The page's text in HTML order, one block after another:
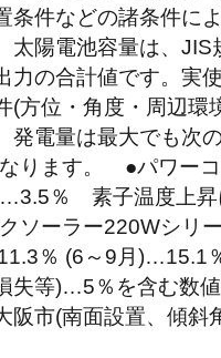
条件などの諸条件に
太陽電池容量は、
力の合計値です。実
(方位・角度・周辺環
発電量は最大でも次
ります。 ●パワー
…3.5％ 素子温度上
ソーラー220Wシリ
％ (6～9月)…15.1
失等)…5％を含む数
阪市(南面設置、傾斜